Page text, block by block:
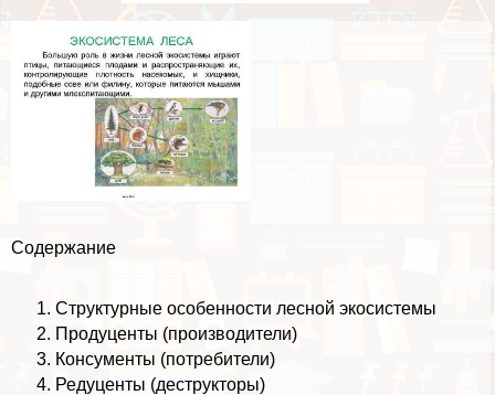
Содержание
Структурные особенности лесной экосистемы
Продуценты (производители)
Консументы (потребители)
Редуценты (деструкторы)